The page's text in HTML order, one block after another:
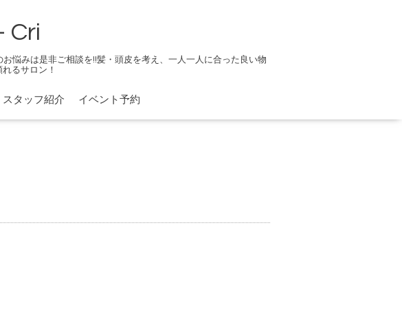
Cri
悩みは是非ご相談を!!髪・頭皮を考え、一人一人に合った良い物
るサロン！
スタッフ紹介 イベント予約